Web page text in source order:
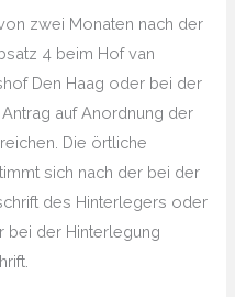
zwei Monaten nach der
4 beim Hof van
Den Haag oder bei der
auf Anordnung der
Die örtliche
sich nach der bei der
des Hinterlegers oder
bei der Hinterlegung